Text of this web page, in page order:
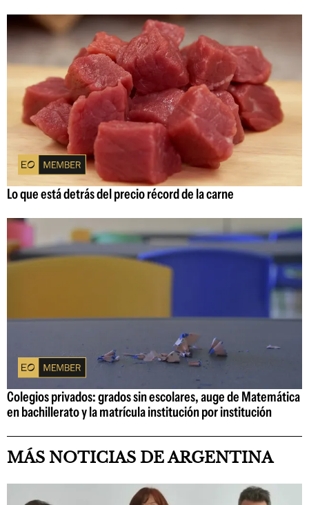
Lo que está detrás del precio récord de la carne
Colegios privados: grados sin escolares, auge de Matemática
en bachillerato y la matrícula institución por institución
MÁS NOTICIAS DE ARGENTINA